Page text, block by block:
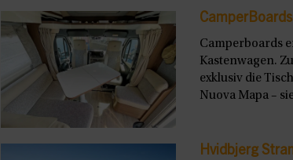
Camperboards
Kastenwagen.
exklusiv die
Nuova Mapa –
Hvidbjerg